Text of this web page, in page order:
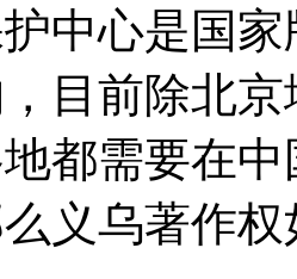
中心是国
目前除北
都需要在
义乌著作